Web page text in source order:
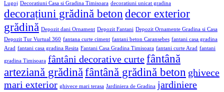
Lugoj Decoratiuni Casa si Gradina Timisoara decoratiuni unicat gradina
decorațiuni grădină beton decor exterior
grădină Depozit dani Ornament Depozit Fantani Depozit Ornamente Gradina si Casa
Depozit Tur Vurtual 360 fantana curte ciment fantani beton Caransebes fantani casa gradina
Arad fantani casa gradina Resita Fantani Casa Gradina Timisoara fantani curte Arad fantani
gradina Timisoara fântâni decorative curtefântână
arteziană grădinăfântână grădină beton ghivece
mari exterior ghivece mari terasa Jardiniera de Gradina jardiniere